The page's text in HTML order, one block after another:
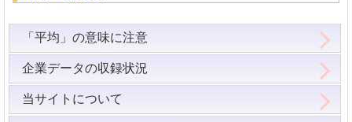
「平均」の意味に注意
企業データの収録状況
当サイトについて